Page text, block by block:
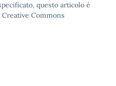
questo articolo è
Commons